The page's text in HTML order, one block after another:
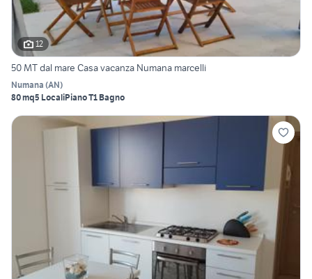
12
50 MT dal mare Casa vacanza Numana marcelli
Numana (AN)
80 mq5 LocaliPiano T1 Bagno